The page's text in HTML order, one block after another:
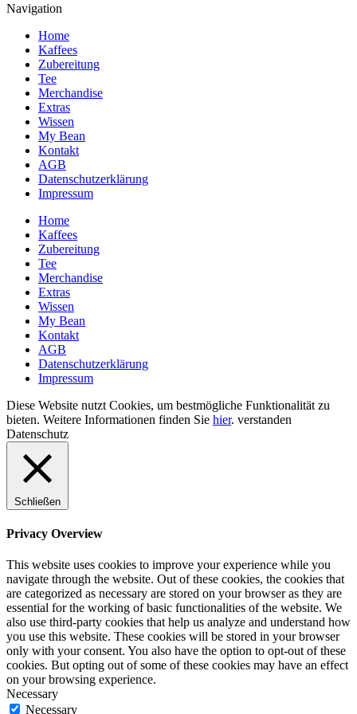
Navigation
Home
Kaffees
Zubereitung
Tee
Merchandise
Extras
Wissen
My Bean
Kontakt
AGB
Datenschutzerklärung
Impressum
Home
Kaffees
Zubereitung
Tee
Merchandise
Extras
Wissen
My Bean
Kontakt
AGB
Datenschutzerklärung
Impressum
Diese Website nutzt Cookies, um bestmögliche Funktionalität zu
bieten. Weitere Informationen finden Sie hier. verstanden
Datenschutz
Schließen
Privacy Overview
This website uses cookies to improve your experience while you
navigate through the website. Out of these cookies, the cookies that
are categorized as necessary are stored on your browser as they are
essential for the working of basic functionalities of the website. We
also use third-party cookies that help us analyze and understand how
you use this website. These cookies will be stored in your browser
only with your consent. You also have the option to opt-out of these
cookies. But opting out of some of these cookies may have an effect
on your browsing experience.
Necessary
Necessary